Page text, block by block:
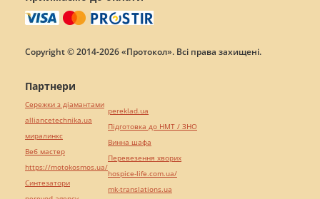
Copyright © 2014-2026 «Протокол». Всі права захищені.
Партнери
Сережки з діамантами
alliancetechnika.ua
миралинкс
Веб мастер
https://motokosmos.ua/
Синтезатори
pereklad.ua
Підготовка до НМТ / ЗНО
Винна шафа
Перевезення хворих
hospice-life.com.ua/
mk-translations.ua